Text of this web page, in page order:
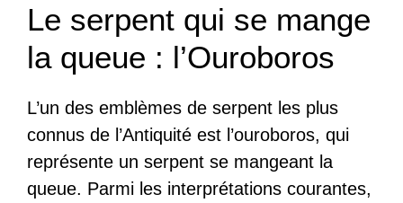
Le serpent qui se mange
la queue : l’Ouroboros
L’un des emblèmes de serpent les plus
connus de l’Antiquité est l’ouroboros, qui
représente un serpent se mangeant la
queue. Parmi les interprétations courantes,